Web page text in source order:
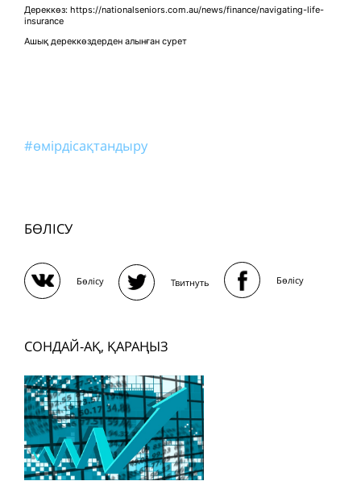
Дереккөз: https://nationalseniors.com.au/news/finance/navigating-life-
insurance
Ашық дереккөздерден алынған сурет
#өмірдісақтандыру
БӨЛІСУ
Бөлісу Твитнуть Бөлісу
СОНДАЙ-АҚ, ҚАРАҢЫЗ